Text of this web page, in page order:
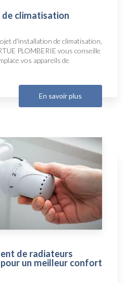
climatisation
d'installation de climatisation,
PLOMBERIE vous conseille
vos appareils de
En savoir plus
de radiateurs
un meilleur confort